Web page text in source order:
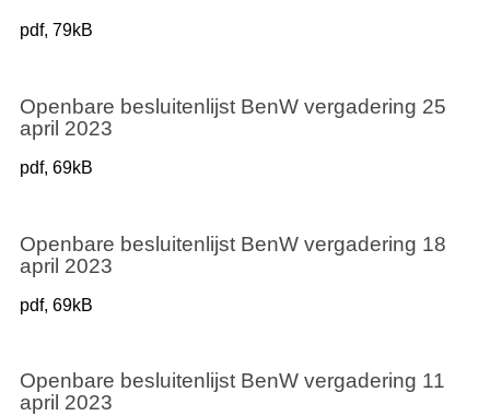
pdf, 79kB
Openbare besluitenlijst BenW vergadering 25
april 2023
pdf, 69kB
Openbare besluitenlijst BenW vergadering 18
april 2023
pdf, 69kB
Openbare besluitenlijst BenW vergadering 11
april 2023